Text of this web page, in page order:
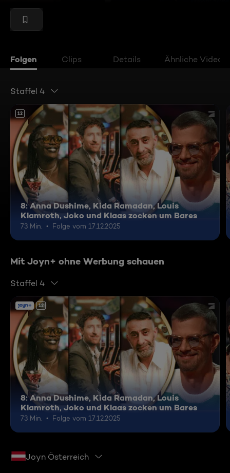
Folgen Clips Details Ähnliche Videos
Staffel 4
12
8: Anna Dushime, Kida Ramadan, Louis
Klamroth, Joko und Klaas zocken um Bares
73 Min. Folge vom 17.12.2025
Mit Joyn+ ohne Werbung schauen
Staffel 4
12
8: Anna Dushime, Kida Ramadan, Louis
Klamroth, Joko und Klaas zocken um Bares
73 Min. Folge vom 17.12.2025
Joyn Österreich